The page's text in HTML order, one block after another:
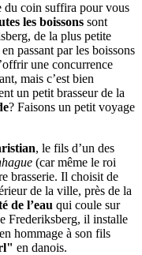
du coin suffira pour vous
les boissons sont
de la plus petite
passant par les boissons
une concurrence
mais c’est bien
un petit brasseur de la
? Faisons un petit voyage
, le fils d’un des
(car même le roi
brasserie. Il choisit de
de la ville, près de la
de l’eau qui coule sur
Frederiksberg, il installe
hommage à son fils
en danois.